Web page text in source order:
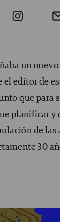
un
editor de
que
planificar y
de las
30